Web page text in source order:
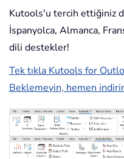
Kutools'u tercih ettiğiniz
İspanyolca, Almanca,
dili destekler!
Tek tıkla Kutools for
Beklemeyin, hemen